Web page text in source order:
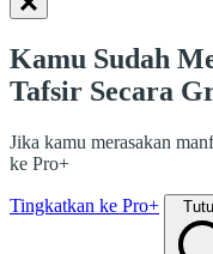
Kamu Sudah
Tafsir Secara
Jika kamu merasakan
ke Pro+
Tingkatkan ke Pro+